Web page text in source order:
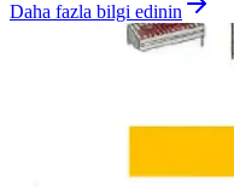
Daha fazla bilgi edinin